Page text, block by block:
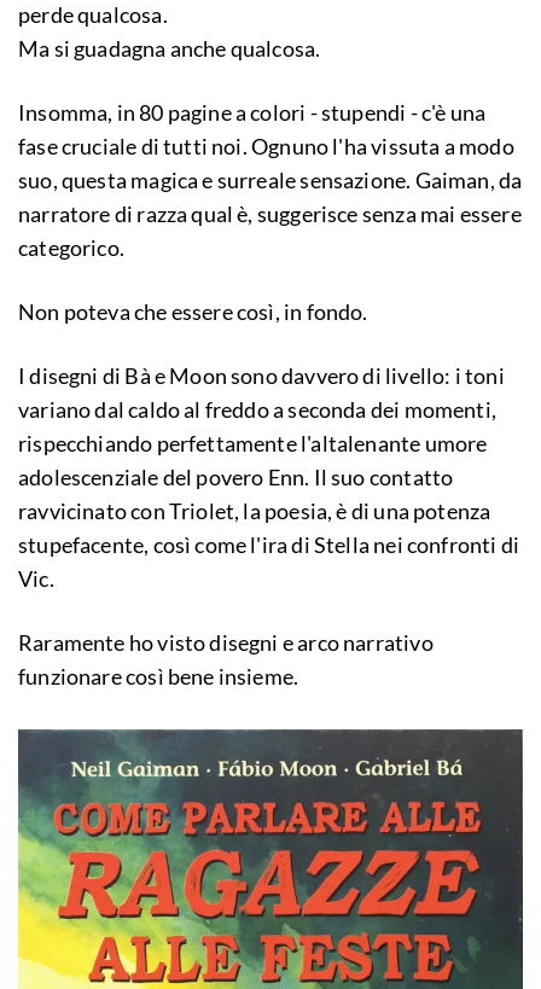
perde qualcosa.
Ma si guadagna anche qualcosa.
Insomma, in 80 pagine a colori - stupendi - c'è una
fase cruciale di tutti noi. Ognuno l'ha vissuta a modo
suo, questa magica e surreale sensazione. Gaiman, da
narratore di razza qual è, suggerisce senza mai essere
categorico.
Non poteva che essere così, in fondo.
I disegni di Bà e Moon sono davvero di livello: i toni
variano dal caldo al freddo a seconda dei momenti,
rispecchiando perfettamente l'altalenante umore
adolescenziale del povero Enn. Il suo contatto
ravvicinato con Triolet, la poesia, è di una potenza
stupefacente, così come l'ira di Stella nei confronti di
Vic.
Raramente ho visto disegni e arco narrativo
funzionare così bene insieme.